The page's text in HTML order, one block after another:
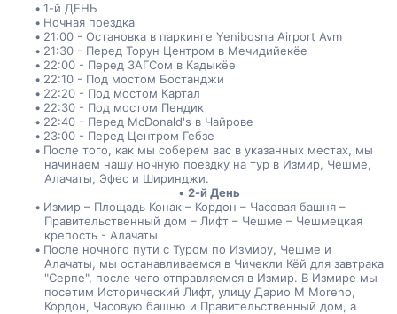
1-й ДЕНЬ
Ночная поездка
21:00 - Остановка в паркинге Yenibosna Airport Avm
21:30 - Перед Торун Центром в Мечидийекёе
22:00 - Перед ЗАГСом в Кадыкёе
22:10 - Под мостом Бостанджи
22:20 - Под мостом Картал
22:30 - Под мостом Пендик
22:40 - Перед McDonald's в Чайрове
23:00 - Перед Центром Гебзе
После того, как мы соберем вас в указанных местах, мы
начинаем нашу ночную поездку на тур в Измир, Чешме,
Алачаты, Эфес и Ширинджи.
2-й День
Измир – Площадь Конак – Кордон – Часовая башня –
Правительственный дом – Лифт – Чешме – Чешмецкая
крепость - Алачаты
После ночного пути с Туром по Измиру, Чешме и
Алачаты, мы останавливаемся в Чичекли Кёй для завтрака
"Серпе", после чего отправляемся в Измир. В Измире мы
посетим Исторический Лифт, улицу Дарио М Moreno,
Кордон, Часовую башню и Правительственный дом, а